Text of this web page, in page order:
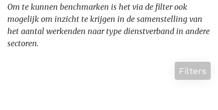
Om te kunnen benchmarken is het via de filter ook
mogelijk om inzicht te krijgen in de samenstelling van
het aantal werkenden naar type dienstverband in andere
sectoren.
Filters